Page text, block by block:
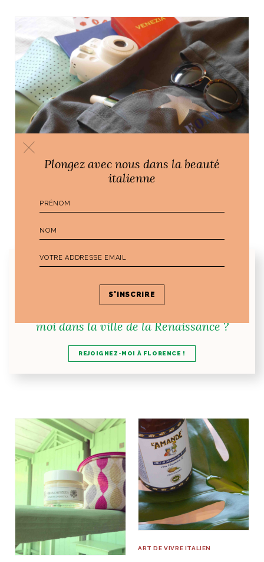
DOLCE VITA, Il rientro
moi dans la ville de la Renaissance ?
REJOIGNEZ-MOI À FLORENCE !
ART DE VIVRE ITALIEN
Plongez avec nous dans la beauté
italienne